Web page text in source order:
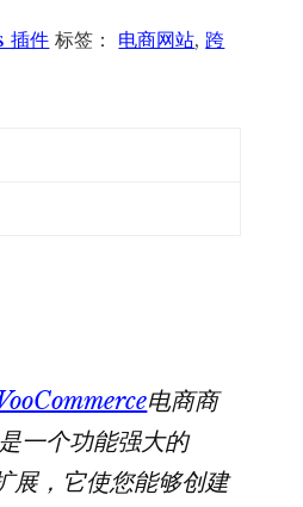
插件 标签： 电商网站, 跨
电商商
一个功能强大的
展，它使您能够创建